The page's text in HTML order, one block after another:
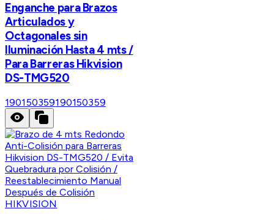
Enganche para Brazos
Articulados y
Octagonales sin
Iluminación Hasta 4 mts /
Para Barreras Hikvision
DS-TMG520
190150359190150359
HIKVISION